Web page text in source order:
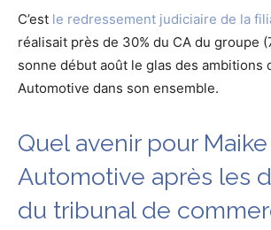
C’est le redressement judiciaire de la
réalisait près de 30% du CA du groupe
sonne début août le glas des ambitions
Automotive dans son ensemble.
Quel avenir pour Maike
Automotive après les
du tribunal de